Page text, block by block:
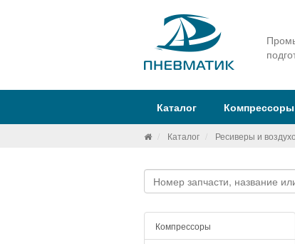
Каталог Компрессоры
Каталог Ресиверы и
Компрессоры